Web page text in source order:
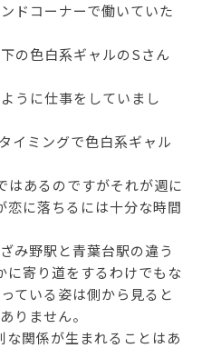
ドコーナーで働いていた
の色白系ギャルのSさん
うに仕事をしていまし
イミングで色白系ギャル
はあるのですがそれが週に
に落ちるには十分な時間
み野駅と青葉台駅の違う
に寄り道をするわけでもな
ている姿は側から見ると
りません。
な関係が生まれることはあ